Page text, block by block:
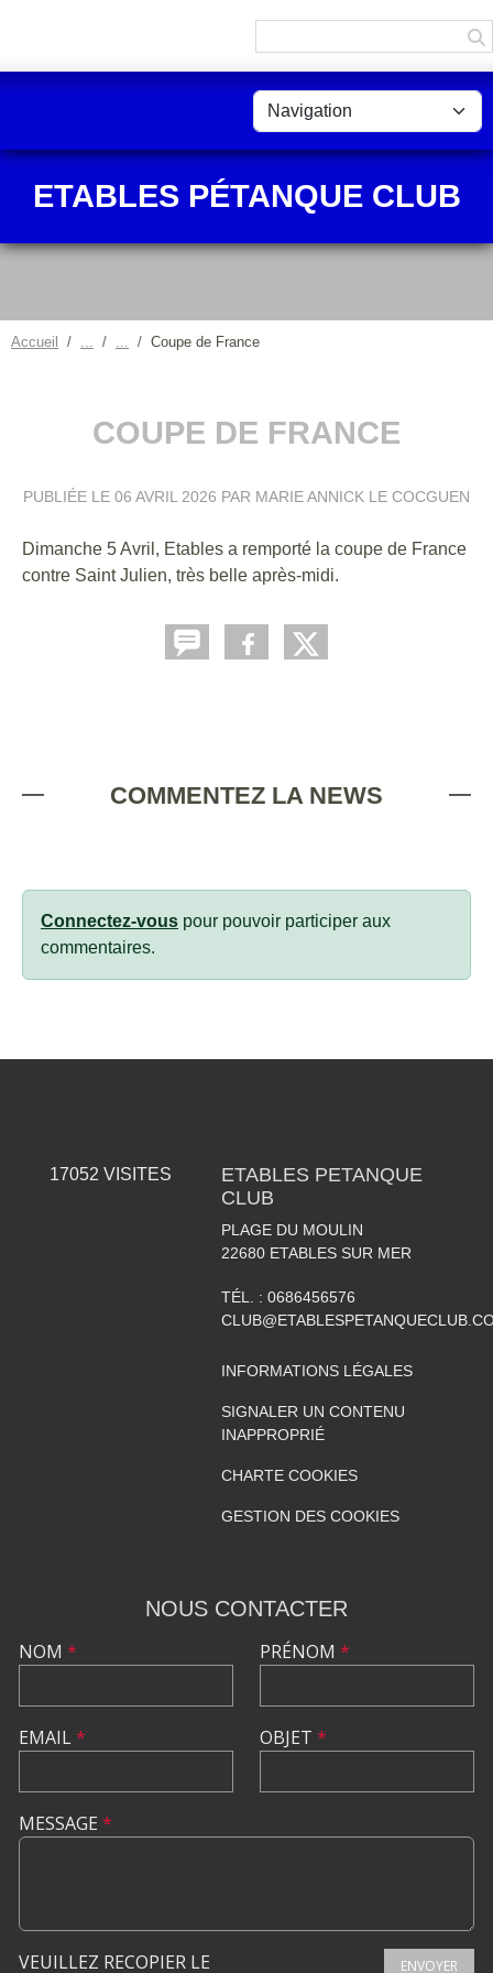
ETABLES PÉTANQUE CLUB
Accueil Coupe de France
COUPE DE FRANCE
PUBLIÉE LE 06 AVRIL 2026 PAR MARIE ANNICK LE COCGUEN
Dimanche 5 Avril, Etables a remporté la coupe de France
contre Saint Julien, très belle après-midi.
COMMENTEZ LA NEWS
Connectez-vous pour pouvoir participer aux
commentaires.
17052 VISITES
ETABLES PETANQUE
CLUB
PLAGE DU MOULIN
22680 ETABLES SUR MER
TÉL. : 0686456576
INFORMATIONS LÉGALES
SIGNALER UN CONTENU
INAPPROPRIÉ
CHARTE COOKIES
GESTION DES COOKIES
NOUS CONTACTER
NOM *
EMAIL*
PRÉNOM *
OBJET *
MESSAGE *
VEUILLEZ RECOPIER LE ENVOYER